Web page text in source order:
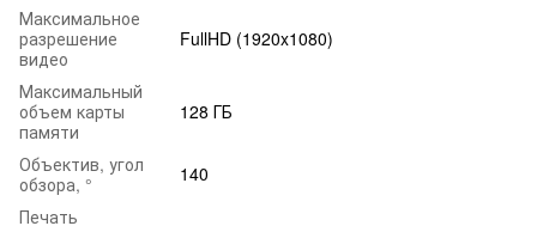
Максимальное
разрешение
видео
FullHD (1920x1080)
Максимальный
объем карты
памяти
128 ГБ
Объектив, угол
обзора, °
140
Печать